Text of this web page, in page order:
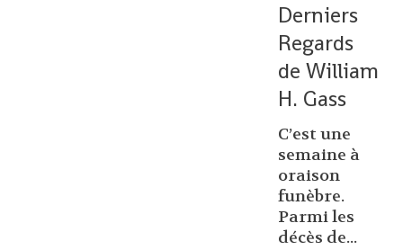
Derniers
Regards
de William
H. Gass
C’est une
semaine à
oraison
funèbre.
Parmi les
décès de...